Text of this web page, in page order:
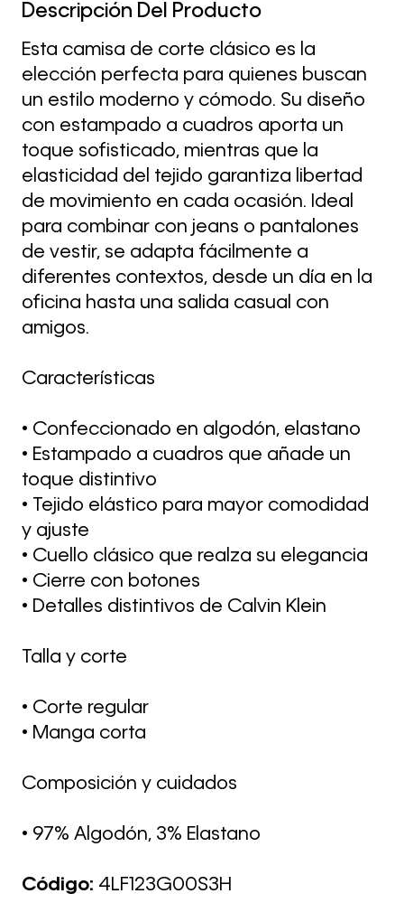
Descripción Del Producto
Esta camisa de corte clásico es la
elección perfecta para quienes buscan
un estilo moderno y cómodo. Su diseño
con estampado a cuadros aporta un
toque sofisticado, mientras que la
elasticidad del tejido garantiza libertad
de movimiento en cada ocasión. Ideal
para combinar con jeans o pantalones
de vestir, se adapta fácilmente a
diferentes contextos, desde un día en la
oficina hasta una salida casual con
amigos.
Características
• Confeccionado en algodón, elastano
• Estampado a cuadros que añade un
toque distintivo
• Tejido elástico para mayor comodidad
y ajuste
• Cuello clásico que realza su elegancia
• Cierre con botones
• Detalles distintivos de Calvin Klein
Talla y corte
• Corte regular
• Manga corta
Composición y cuidados
• 97% Algodón, 3% Elastano
Código: 4LF123G00S3H